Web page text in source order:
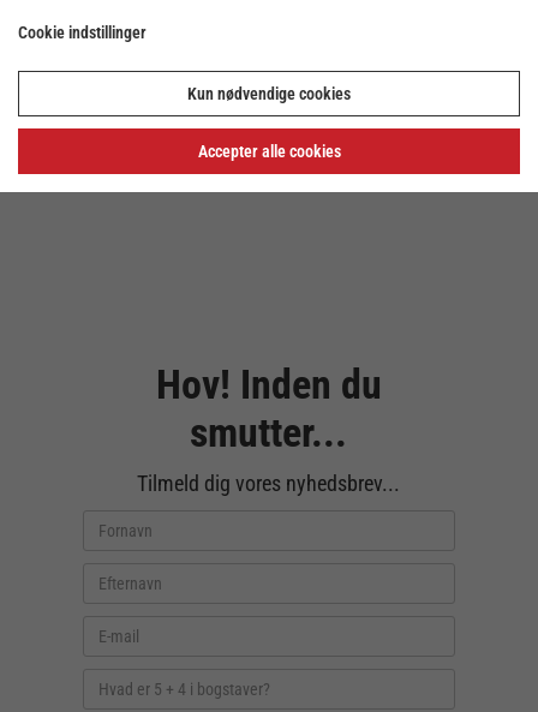
Hov! Inden du
smutter...
Tilmeld dig vores nyhedsbrev...
Cookie indstillinger
Kun nødvendige cookies
Accepter alle cookies